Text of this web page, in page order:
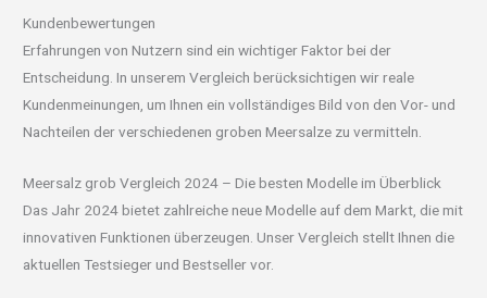
Kundenbewertungen
Erfahrungen von Nutzern sind ein wichtiger Faktor bei der
Entscheidung. In unserem Vergleich berücksichtigen wir reale
Kundenmeinungen, um Ihnen ein vollständiges Bild von den Vor- und
Nachteilen der verschiedenen groben Meersalze zu vermitteln.
Meersalz grob Vergleich 2024 – Die besten Modelle im Überblick
Das Jahr 2024 bietet zahlreiche neue Modelle auf dem Markt, die mit
innovativen Funktionen überzeugen. Unser Vergleich stellt Ihnen die
aktuellen Testsieger und Bestseller vor.